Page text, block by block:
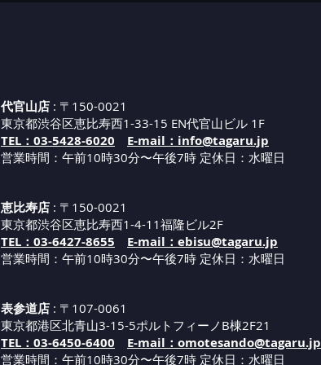
代官山店 : 〒150-0021
東京都渋谷区恵比寿西1-33-15 EN代官山ビル 1F
TEL：03-5428-6020 E-mail：info@tagaru.jp
営業時間：午前10時30分〜午後7時 定休日：水曜日
恵比寿店 : 〒150-0021
東京都渋谷区恵比寿西1-4-11福隆ビル2F
TEL：03-6427-8655 E-mail：ebisu@tagaru.jp
営業時間：午前10時30分〜午後7時 定休日：水曜日
表参道店 : 〒107-0061
東京都港区北青山3-15-5ポルトフィーノB棟2F21
TEL：03-6450-6400 E-mail：omotesando@tagaru.jp
営業時間：午前10時30分〜午後7時 定休日：水曜日